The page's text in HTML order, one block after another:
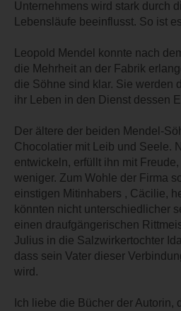
Unternehmens wird stark durch
Lebensläufe beeinflusst. So ist
Leopold Mendel konnte nach
die Mehrheit an der Fabrik
die Söhne sind klar. Sie werden
ihr Leben in den Dienst dessen
Der ältere der beiden Mendel-
Chocolatier mit Leib und Seele.
entwickeln, erfüllt ihn mit
weniger. Zum Wohle der Firma
einstigen Mitinhabers , Cäcilie,
könnten nicht unterschiedlicher
einen draufgängerischen
Julius in die Salzwirkertochter
dass sein Vater dieser
wird.
Ich liebe die Bücher der Autorin,